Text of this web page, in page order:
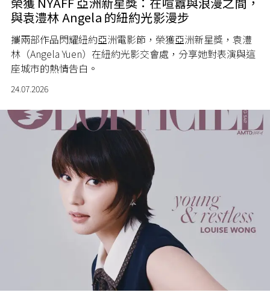
與袁澧林 Angela 的紐約光影漫步
攜兩部作品閃耀紐約亞洲電影節，榮獲亞洲新星獎，袁澧
林（Angela Yuen）在紐約光影交會處，分享她對表演與這
座城市的熱情告白。
24.07.2026